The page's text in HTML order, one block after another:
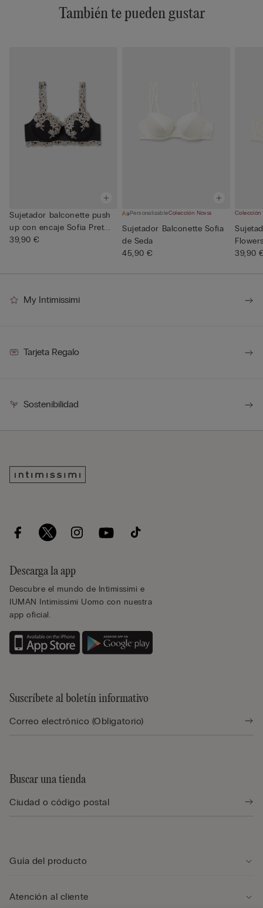
También te pueden gustar
Sujetador balconette push
up con encaje Sofia Pret...
39,90 €
PersonalizableColección Novia
Sujetador Balconette Sofia
de Seda
45,90 €
Colección
39,90
My Intimissimi
Tarjeta Regalo
Sostenibilidad
Descarga la app
Descubre el mundo de Intimissimi e
IUMAN Intimissimi Uomo con nuestra
app oficial.
Suscríbete al boletín informativo
Buscar una tienda
Guía del producto
Atención al cliente